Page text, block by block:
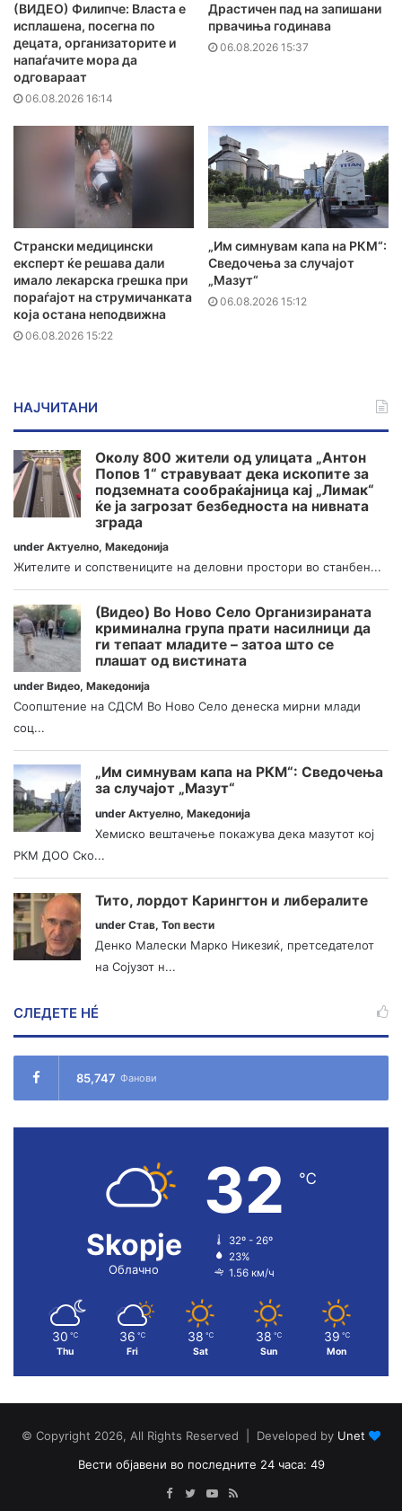
(ВИДЕО) Филипче: Власта е
исплашена, посегна по
децата, организаторите и
напаѓачите мора да
одговараат
06.08.2026 16:14
Драстичен пад на запишани
првачиња годинава
06.08.2026 15:37
Странски медицински
експерт ќе решава дали
имало лекарска грешка при
пораѓајот на струмичанката
која остана неподвижна
06.08.2026 15:22
„Им симнувам капа на РКМ“:
Сведочења за случајот
„Мазут“
06.08.2026 15:12
НАЈЧИТАНИ
Околу 800 жители од улицата „Антон
Попов 1“ стравуваат дека ископите за
подземната сообраќајница кај „Лимак“
ќе ја загрозат безбедноста на нивната
зграда
under Актуелно, Македонија
Жителите и сопствениците на деловни простори во станбен...
(Видео) Во Ново Село Организираната
криминална група прати насилници да
ги тепаат младите – затоа што се
плашат од вистината
under Видео, Македонија
Соопштение на СДСМ Во Ново Село денеска мирни млади
соц...
„Им симнувам капа на РКМ“: Сведочења
за случајот „Мазут“
under Актуелно, Македонија
Хемиско вештачење покажува дека мазутот кој
РКМ ДОО Ско...
Тито, лордот Карингтон и либералите
under Став, Топ вести
Денко Малески Марко Никезиќ, претседателот
на Сојузот н...
СЛЕДЕТЕ НÉ
85,747 Фанови
Skopje
Облачно
32 ℃
32º - 26º
23%
1.56 км/ч
30 ℃
Thu
36 ℃
Fri
38 ℃
Sat
38 ℃
Sun
39 ℃
Mon
© Copyright 2026, All Rights Reserved | Developed by Unet
Вести објавени во последните 24 часа: 49
Facebook
TwitterYouTube
RSS